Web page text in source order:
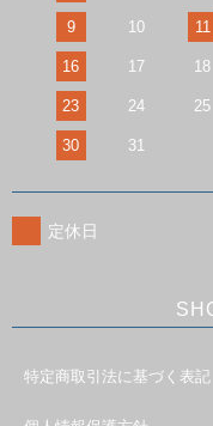
9 10 11
16 17 18
23 24 25
30 31
定休日
特定商取引法に基づく表記